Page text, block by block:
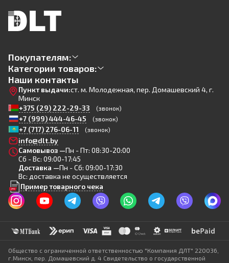
Покупателям:
Категории товаров:
Наши контакты
Пункт выдачи:ст. м. Молодежная, пер. Домашевский 4, г.
Минск
+375 (29) 222-29-33
(звонок)
+7 (999) 444-46-45 (звонок)
+7 (717) 276-06-11 (звонок)
info@dlt.by
Самовывоз —Пн - Пт: 08:30-20:00
Сб - Вс: 09:00-17:45
Доставка —Пн - Сб: 09:00-17:30
Вс: доставка не осуществляется
Пример товарного чека
Общество с ограниченной ответственностью "Компания ДЛТ" 220036,
г.Минск, пер. Домашевский д. 4 Свидетельство о государственной